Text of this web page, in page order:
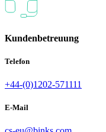
Kundenbetreuung
Telefon
+44-(0)1202-571111
E-Mail